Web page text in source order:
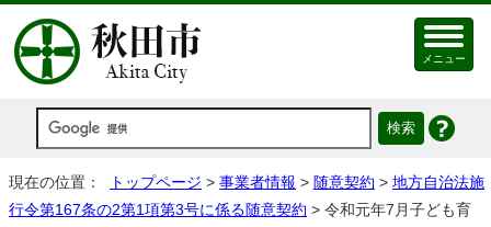
メニュー
現在の位置： トップページ > 事業者情報 > 随意契約 > 地方自治法施
行令第167条の2第1項第3号に係る随意契約 > 令和元年7月子ども育